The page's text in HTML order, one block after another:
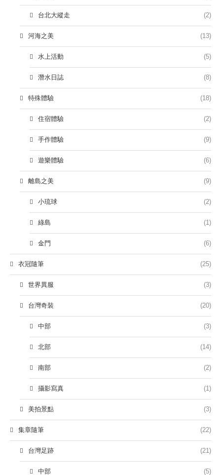
台北大縱走 (2)
河海之美 (13)
水上活動 (5)
潛水日誌 (8)
特殊體驗 (18)
住宿體驗 (2)
手作體驗 (9)
遊樂體驗 (6)
離島之美 (9)
小琉球 (2)
綠島 (1)
金門 (6)
衣冠隨筆 (25)
世界異服 (3)
台灣奇裝 (20)
中部 (3)
北部 (14)
南部 (2)
攝影寫真 (1)
美拍景點 (3)
集章隨筆 (22)
台灣足跡 (21)
中部 (5)